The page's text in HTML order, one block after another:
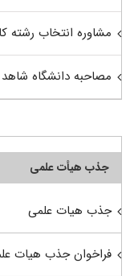
مشاوره انتخاب رشته
مصاحبه دانشگاه شاهد
جذب هیأت علمی
جذب هیات علمی
فراخوان جذب هیات علمی